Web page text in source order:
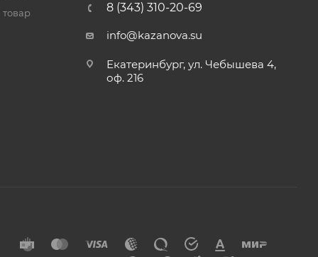
товар
8 (343) 310-20-69
info@kazanova.su
Екатеринбург, ул. Чебышева 4,
оф. 216